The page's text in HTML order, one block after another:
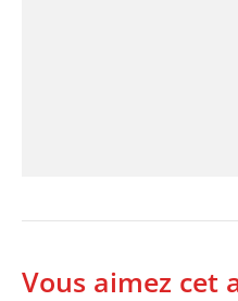
Vous aimez cet